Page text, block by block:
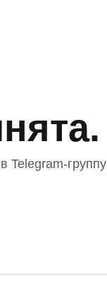
Telegram-группу